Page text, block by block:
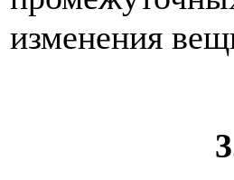
изменения